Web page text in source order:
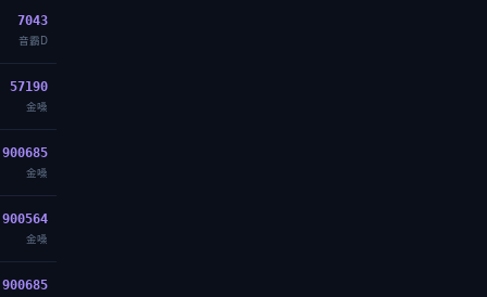
7043
音霸D
57190
金嗓
900685
金嗓
900564
金嗓
900685